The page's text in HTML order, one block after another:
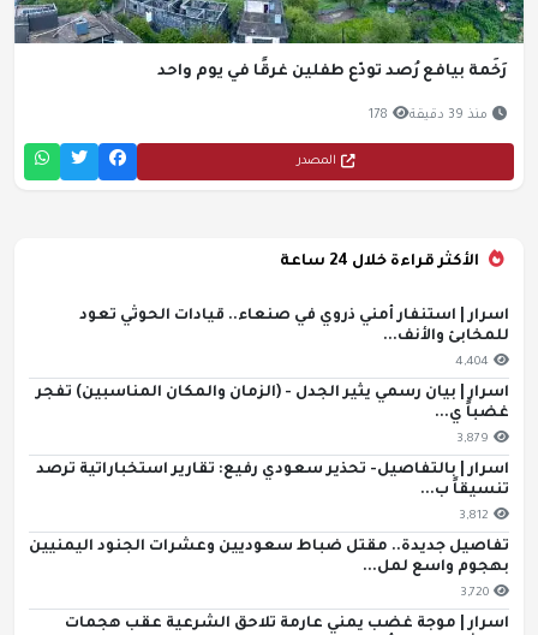
رَخَمة بيافع رُصد تودّع طفلين غرقًا في يوم واحد
منذ 39 دقيقة 178
المصدر
الأكثر قراءة خلال 24 ساعة
اسرار | استنفار أمني ذروي في صنعاء.. قيادات الحوثي تعود
للمخابئ والأنف...
4,404
اسرار | بيان رسمي يثير الجدل - (الزمان والمكان المناسبين) تفجر
غضباً ي...
3,879
اسرار | بالتفاصيل- تحذير سعودي رفيع: تقارير استخباراتية ترصد
تنسيقاً ب...
3,812
تفاصيل جديدة.. مقتل ضباط سعوديين وعشرات الجنود اليمنيين
بهجوم واسع لمل...
3,720
اسرار | موجة غضب يمني عارمة تلاحق الشرعية عقب هجمات